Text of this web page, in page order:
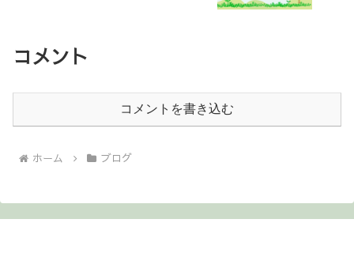
コメント
コメントを書き込む
ホーム ブログ